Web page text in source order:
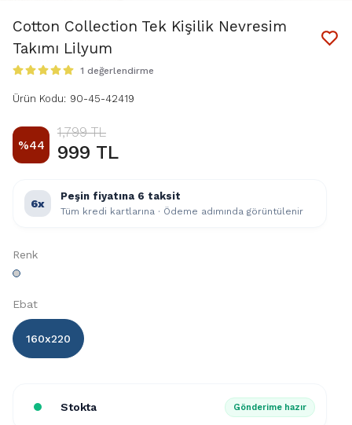
Cotton Collection Tek Kişilik Nevresim
Takımı Lilyum
1 değerlendirme
Ürün Kodu: 90-45-42419
%44
1,799 TL
999 TL
6x
Peşin fiyatına 6 taksit
Tüm kredi kartlarına · Ödeme adımında görüntülenir
Renk
Ebat
160x220
Stokta Gönderime hazır